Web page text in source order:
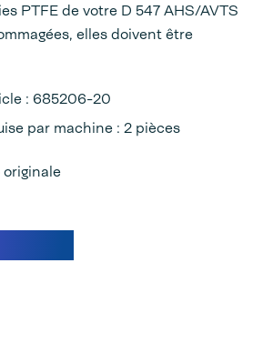
PTFE de votre D 547 AHS/AVTS
elles doivent être
: 685206-20
par machine : 2 pièces